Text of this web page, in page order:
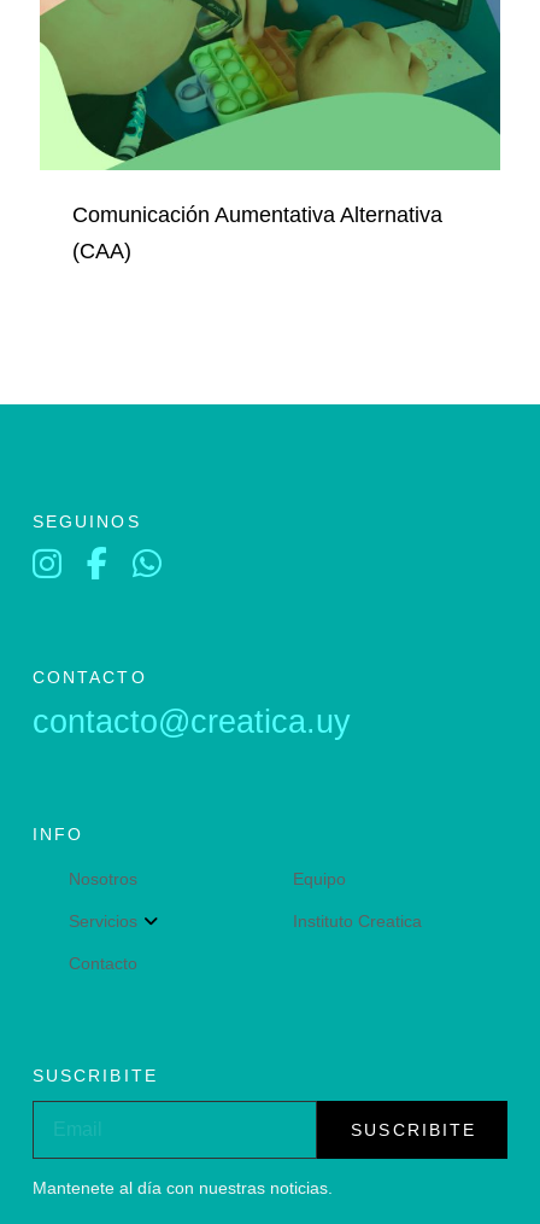
Comunicación Aumentativa Alternativa
(CAA)
SEGUINOS
CONTACTO
contacto@creatica.uy
INFO
Nosotros Equipo
Servicios Instituto Creatica
Contacto
SUSCRIBITE
SUSCRIBITE
Mantenete al día con nuestras noticias.